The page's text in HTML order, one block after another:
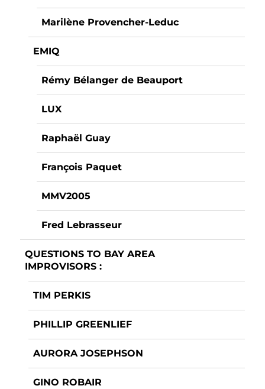
Marilène Provencher-Leduc
EMIQ
Rémy Bélanger de Beauport
LUX
Raphaël Guay
François Paquet
MMV2005
Fred Lebrasseur
QUESTIONS TO BAY AREA
IMPROVISORS :
TIM PERKIS
PHILLIP GREENLIEF
AURORA JOSEPHSON
GINO ROBAIR